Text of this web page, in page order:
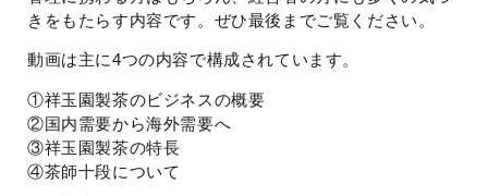
きをもたらす内容です。ぜひ最後までご覧ください。
動画は主に4つの内容で構成されています。
①祥玉園製茶のビジネスの概要
②国内需要から海外需要へ
③祥玉園製茶の特長
④茶師十段について